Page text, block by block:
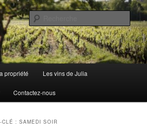
propriété Les vins de Julia
Contactez-nous
CLÉ :SAMEDI SOIR